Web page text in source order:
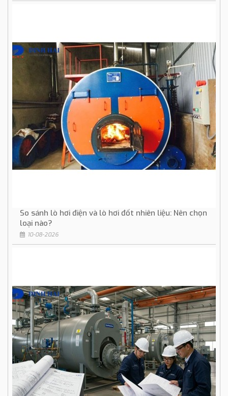
So sánh lò hơi điện và lò hơi đốt nhiên liệu: Nên chọn
loại nào?
10-08-2026